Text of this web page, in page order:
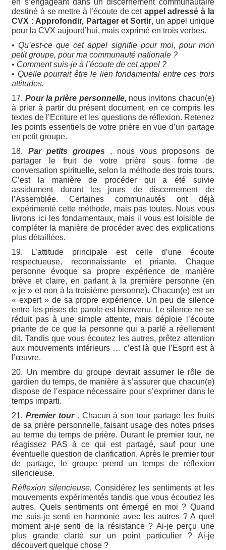
destiné à se mettre à l’écoute de cet appel adressé à la
CVX : Approfondir, Partager et Sortir, un appel unique
pour la CVX aujourd’hui, mais exprimé en trois verbes.
•Qu’est-ce que cet appel signifie pour moi, pour mon
petit groupe, pour ma communauté nationale ?
• Comment suis-je à l’écoute de cet appel ?
• Quelle pourrait être le lien fondamental entre ces trois
attitudes.
17. Pour la prière personnelle, nous invitons chacun(e)
à prier à partir du présent document, en ce compris les
textes de l’Ecriture et les questions de réflexion. Retenez
les points essentiels de votre prière en vue d’un partage
en petit groupe.
18. Par petits groupes
, nous vous proposons de
partager le fruit de votre prière sous forme de
conversation spirituelle, selon la méthode des trois tours.
C’est la manière de procéder qui a été suivie
assidument durant les jours de discernement de
l’Assemblée. Certaines communautés ont déjà
expérimenté cette méthode, mais pas toutes. Nous vous
livrons ici les fondamentaux, mais il vous est loisible de
compléter la manière de procéder avec des explications
plus détaillées.
19. L’attitude principale est celle d’une écoute
respectueuse, reconnaissante et priante. Chaque
personne évoque sa propre expérience de manière
brève et claire, en parlant à la première personne (en
« je » et non à la troisième personne). Chacun(e) est un
« expert » de sa propre expérience. Un peu de silence
entre les prises de parole est bienvenu. Le silence ne se
réduit pas à une simple attente, mais déploie l’écoute
priante de ce que la personne qui a parlé a réellement
dit. Tandis que vous écoutez les autres, prêtez attention
aux mouvements intérieurs … c’est là que l’Esprit est à
l’œuvre.
20. Un membre du groupe devrait assumer le rôle de
gardien du temps, de manière à s’assurer que chacun(e)
dispose de l’espace nécessaire pour s’exprimer dans le
temps imparti.
21.Premier tour . Chacun à son tour partage les fruits
de sa prière personnelle, faisant usage des notes prises
au terme du temps de prière. Durant le premier tour, ne
réagissez PAS à ce qui est partagé, sauf pour une
éventuelle question de clarification. Après le premier tour
de partage, le groupe prend un temps de réflexion
silencieuse.
Réflexion silencieuse. Considérez les sentiments et les
mouvements expérimentés tandis que vous écoutiez les
autres. Quels sentiments ont émergé en moi ? Quand
me suis-je senti en harmonie avec les autres ? A quel
moment ai-je senti de la résistance ? Ai-je perçu une
plus grande clarté sur un point particulier ? Ai-je
découvert quelque chose ?